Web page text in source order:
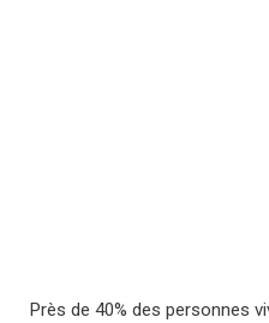
Près de 40% des personnes